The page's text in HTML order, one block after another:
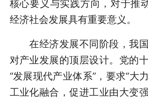
核心要义与实践方向，对于推
经济社会发展具有重要意义。
在经济发展不同阶段，我国
对产业发展的顶层设计。党的
“发展现代产业体系”，要求“大
工业化融合，促进工业由大变